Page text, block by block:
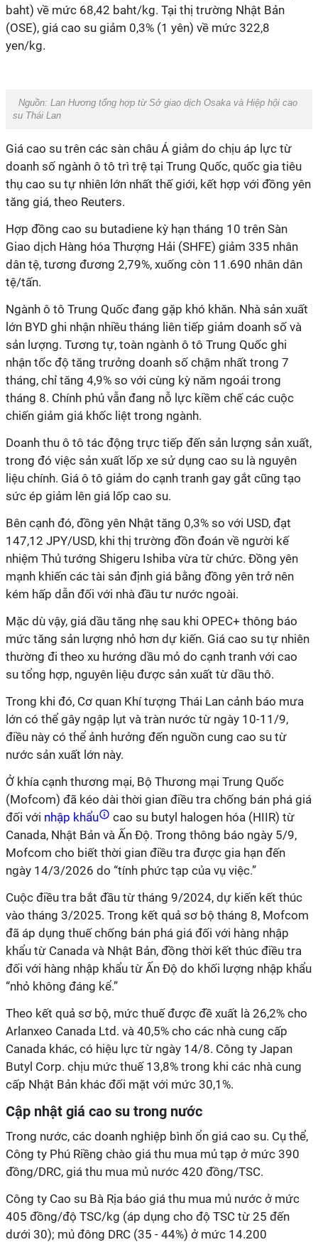
baht) về mức 68,42 baht/kg. Tại thị trường Nhật Bản
(OSE), giá cao su giảm 0,3% (1 yên) về mức 322,8
yen/kg.
Nguồn: Lan Hương tổng hợp từ Sở giao dịch Osaka và Hiệp hội cao
su Thái Lan
Giá cao su trên các sàn châu Á giảm do chịu áp lực từ
doanh số ngành ô tô trì trệ tại Trung Quốc, quốc gia tiêu
thụ cao su tự nhiên lớn nhất thế giới, kết hợp với đồng yên
tăng giá, theo Reuters.
Hợp đồng cao su butadiene kỳ hạn tháng 10 trên Sàn
Giao dịch Hàng hóa Thượng Hải (SHFE) giảm 335 nhân
dân tệ, tương đương 2,79%, xuống còn 11.690 nhân dân
tệ/tấn.
Ngành ô tô Trung Quốc đang gặp khó khăn. Nhà sản xuất
lớn BYD ghi nhận nhiều tháng liên tiếp giảm doanh số và
sản lượng. Tương tự, toàn ngành ô tô Trung Quốc ghi
nhận tốc độ tăng trưởng doanh số chậm nhất trong 7
tháng, chỉ tăng 4,9% so với cùng kỳ năm ngoái trong
tháng 8. Chính phủ vẫn đang nỗ lực kiềm chế các cuộc
chiến giảm giá khốc liệt trong ngành.
Doanh thu ô tô tác động trực tiếp đến sản lượng sản xuất,
trong đó việc sản xuất lốp xe sử dụng cao su là nguyên
liệu chính. Giá ô tô giảm do cạnh tranh gay gắt cũng tạo
sức ép giảm lên giá lốp cao su.
Bên cạnh đó, đồng yên Nhật tăng 0,3% so với USD, đạt
147,12 JPY/USD, khi thị trường đồn đoán về người kế
nhiệm Thủ tướng Shigeru Ishiba vừa từ chức. Đồng yên
mạnh khiến các tài sản định giá bằng đồng yên trở nên
kém hấp dẫn đối với nhà đầu tư nước ngoài.
Mặc dù vậy, giá dầu tăng nhẹ sau khi OPEC+ thông báo
mức tăng sản lượng nhỏ hơn dự kiến. Giá cao su tự nhiên
thường đi theo xu hướng dầu mỏ do cạnh tranh với cao
su tổng hợp, nguyên liệu được sản xuất từ dầu thô.
Trong khi đó, Cơ quan Khí tượng Thái Lan cảnh báo mưa
lớn có thể gây ngập lụt và tràn nước từ ngày 10-11/9,
điều này có thể ảnh hưởng đến nguồn cung cao su từ
nước sản xuất lớn này.
Ở khía cạnh thương mại, Bộ Thương mại Trung Quốc
(Mofcom) đã kéo dài thời gian điều tra chống bán phá giá
đối với nhập khẩu
cao su butyl halogen hóa (HIIR) từ
Canada, Nhật Bản và Ấn Độ. Trong thông báo ngày 5/9,
Mofcom cho biết thời gian điều tra được gia hạn đến
ngày 14/3/2026 do “tính phức tạp của vụ việc.”
Cuộc điều tra bắt đầu từ tháng 9/2024, dự kiến kết thúc
vào tháng 3/2025. Trong kết quả sơ bộ tháng 8, Mofcom
đã áp dụng thuế chống bán phá giá đối với hàng nhập
khẩu từ Canada và Nhật Bản, đồng thời kết thúc điều tra
đối với hàng nhập khẩu từ Ấn Độ do khối lượng nhập khẩu
“nhỏ không đáng kể.”
Theo kết quả sơ bộ, mức thuế được đề xuất là 26,2% cho
Arlanxeo Canada Ltd. và 40,5% cho các nhà cung cấp
Canada khác, có hiệu lực từ ngày 14/8. Công ty Japan
Butyl Corp. chịu mức thuế 13,8% trong khi các nhà cung
cấp Nhật Bản khác đối mặt với mức 30,1%.
Cập nhật giá cao su trong nước
Trong nước, các doanh nghiệp bình ổn giá cao su. Cụ thể,
Công ty Phú Riềng chào giá thu mua mủ tạp ở mức 390
đồng/DRC, giá thu mua mủ nước 420 đồng/TSC.
Công ty Cao su Bà Rịa báo giá thu mua mủ nước ở mức
405 đồng/độ TSC/kg (áp dụng cho độ TSC từ 25 đến
dưới 30); mủ đông DRC (35 - 44%) ở mức 14.200